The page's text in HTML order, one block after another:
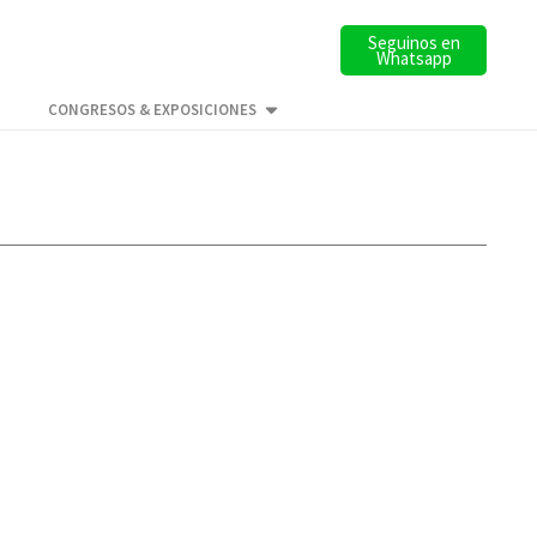
Seguinos en
Whatsapp
CONGRESOS & EXPOSICIONES